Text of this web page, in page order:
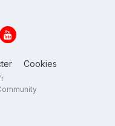
Cookies